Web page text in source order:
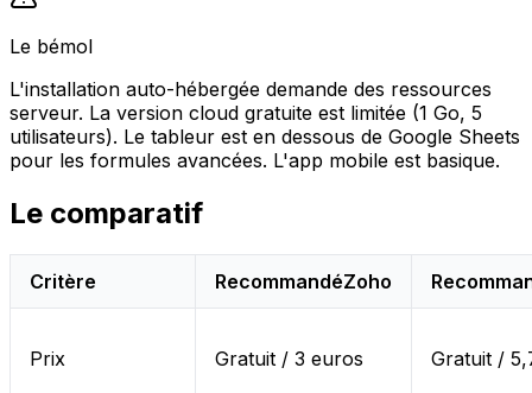
Le bémol
L'installation auto-hébergée demande des ressources
serveur. La version cloud gratuite est limitée (1 Go, 5
utilisateurs). Le tableur est en dessous de Google Sheets
pour les formules avancées. L'app mobile est basique.
Le comparatif
Critère RecommandéZoho
Prix Gratuit / 3 euros Gratuit /